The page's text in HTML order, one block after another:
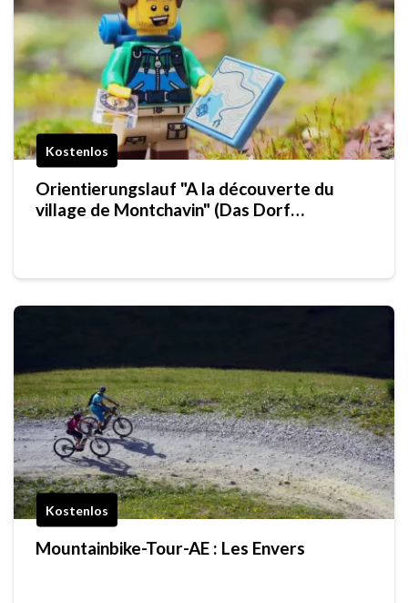
Kostenlos
Orientierungslauf "A la découverte du
village de Montchavin" (Das Dorf
Kostenlos
Mountainbike-Tour-AE : Les Envers